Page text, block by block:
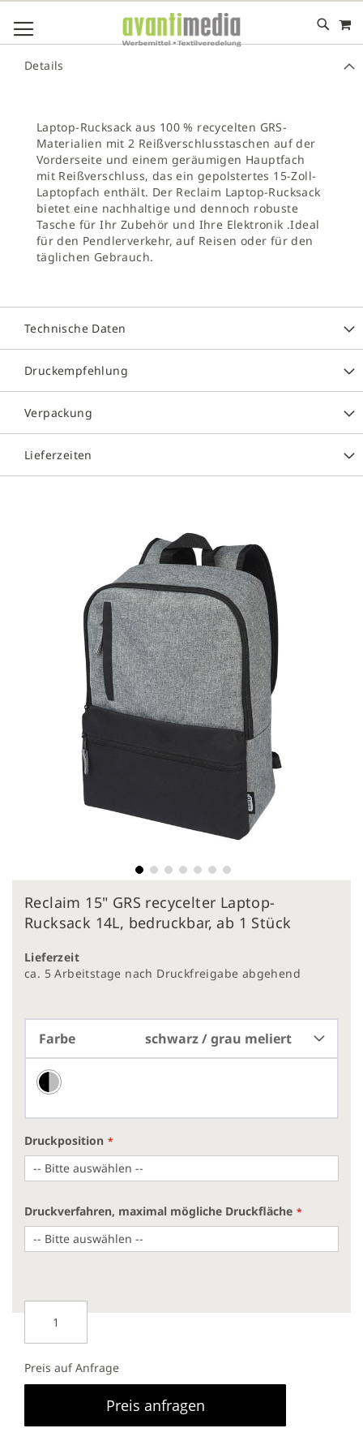
DIREKT
ZUM
# DRÜCKEN SIE DIE EINGABETASTE, UM DIE SUCHE ZU
Ende
der
Bildergalerie
springen
Anfang
der
Bildergalerie
Reclaim 15" GRS recycelter Laptop-
Rucksack 14L, bedruckbar, ab 1 Stück
Lieferzeit
ca. 5 Arbeitstage nach Druckfreigabe abgehend
Farbe schwarz / grau meliert
Druckposition
Druckverfahren, maximal mögliche Druckfläche
Preis auf Anfrage
Preis anfragen
Details
Laptop-Rucksack aus 100 % recycelten GRS-
Materialien mit 2 Reißverschlusstaschen auf der
Vorderseite und einem geräumigen Hauptfach
mit Reißverschluss, das ein gepolstertes 15-Zoll-
Laptopfach enthält. Der Reclaim Laptop-Rucksack
bietet eine nachhaltige und dennoch robuste
Tasche für Ihr Zubehör und Ihre Elektronik .Ideal
für den Pendlerverkehr, auf Reisen oder für den
täglichen Gebrauch.
Technische Daten
Druckempfehlung
Verpackung
Lieferzeiten